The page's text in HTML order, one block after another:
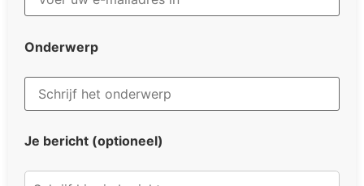
Onderwerp
Je bericht (optioneel)